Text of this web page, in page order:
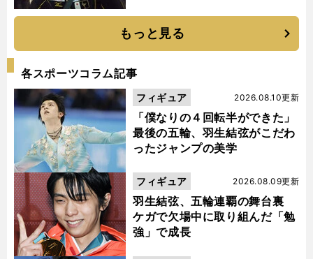
もっと見る
各スポーツコラム記事
「僕なりの４回転半ができた」
最後の五輪、羽生結弦がこだわ
ったジャンプの美学
2026.08.10更新
フィギュア
羽生結弦、五輪連覇の舞台裏
ケガで欠場中に取り組んだ「勉
強」で成長
2026.08.09更新
フィギュア